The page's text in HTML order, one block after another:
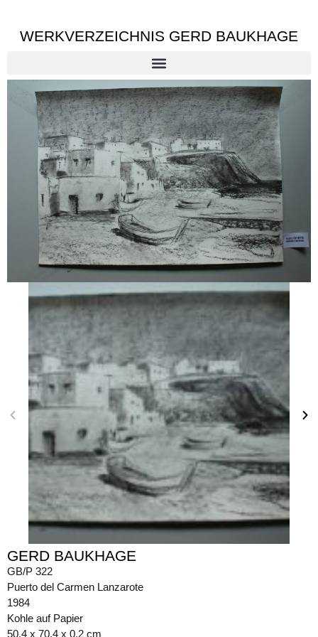
WERKVERZEICHNIS GERD BAUKHAGE
GERD BAUKHAGE
GB/P 322
Puerto del Carmen Lanzarote
1984
Kohle auf Papier
50,4 x 70,4 x 0,2 cm